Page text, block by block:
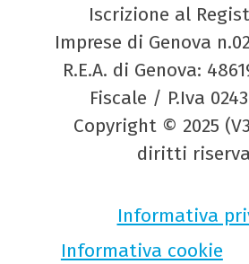
Iscrizione al
Imprese di Genova
R.E.A. di Genova:
Fiscale / P.Iva
Copyright © 2025
diritti
Informativa
Informativa cookie